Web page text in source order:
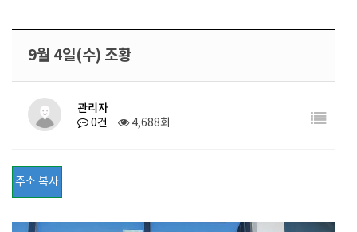
9월 4일(수) 조황
관리자
0건 4,688회
주소 복사